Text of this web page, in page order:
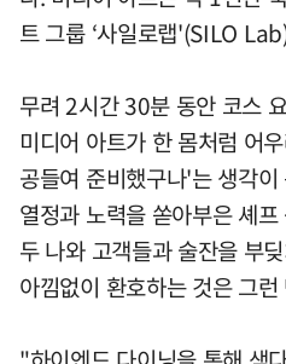
트 그룹 ‘사일로랩'(SILO
무려 2시간 30분 동안 코스
미디어 아트가 한 몸처럼 어
공들여 준비했구나'는 생각
열정과 노력을 쏟아부은 셰
두 나와 고객들과 술잔을 부
아낌없이 환호하는 것은 그